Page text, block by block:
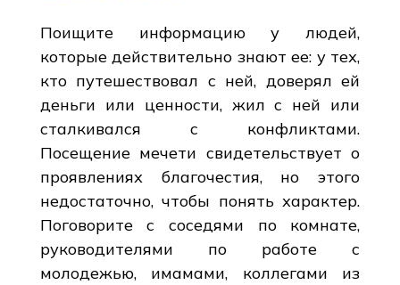
Поищите информацию у людей,
которые действительно знают ее: у тех,
кто путешествовал с ней, доверял ей
деньги или ценности, жил с ней или
сталкивался с конфликтами.
Посещение мечети свидетельствует о
проявлениях благочестия, но этого
недостаточно, чтобы понять характер.
Поговорите с соседями по комнате,
руководителями по работе с
молодежью, имамами, коллегами из